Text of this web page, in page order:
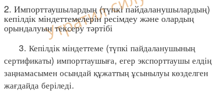
2. Импорттаушылардың (түпкі пайдаланушылардың)
кепілдік міндеттемелерін ресімдеу және олардың
орындалуын тексеру тәртібі
3. Кепілдік міндеттеме (түпкі пайдаланушының
сертификаты) импорттаушыға, егер экспорттаушы елдің
заңнамасымен осындай құжаттың ұсынылуы көзделген
жағдайда беріледі.